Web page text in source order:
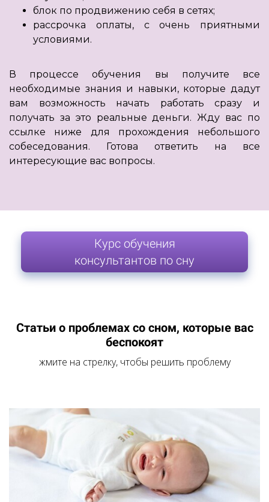
блок по продвижению себя в сетях;
рассрочка оплаты, с очень приятными
условиями.
В процессе обучения вы получите все
необходимые знания и навыки, которые дадут
вам возможность начать работать сразу и
получать за это реальные деньги. Жду вас по
ссылке ниже для прохождения небольшого
собеседования. Готова ответить на все
интересующие вас вопросы.
Курс обучения
консультантов по сну
Статьи о проблемах со сном, которые вас
беспокоят
жмите на стрелку, чтобы решить проблему